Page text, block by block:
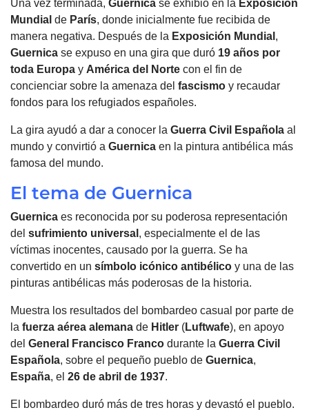
Una vez terminada, Guernica se exhibió en la Exposición
Mundial de París, donde inicialmente fue recibida de
manera negativa. Después de la Exposición Mundial ,
Guernica se expuso en una gira que duró 19 años por
toda Europa y América del Norte con el fin de
concienciar sobre la amenaza del fascismo y recaudar
fondos para los refugiados españoles.
La gira ayudó a dar a conocer la Guerra Civil Española al
mundo y convirtió a Guernica en la pintura antibélica más
famosa del mundo.
El tema de Guernica
Guernica es reconocida por su poderosa representación
del sufrimiento universal , especialmente el de las
víctimas inocentes, causado por la guerra. Se ha
convertido en un símbolo icónico antibélico y una de las
pinturas antibélicas más poderosas de la historia.
Muestra los resultados del bombardeo casual por parte de
la fuerza aérea alemana de Hitler (Luftwafe), en apoyo
del General Francisco Franco durante la Guerra Civil
Española, sobre el pequeño pueblo de Guernica,
España, el 26 de abril de 1937.
El bombardeo duró más de tres horas y devastó el pueblo.